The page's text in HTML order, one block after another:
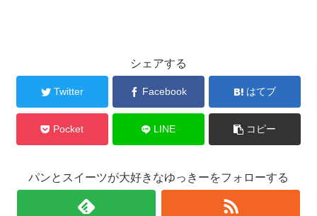
シェアする
Twitter Facebook はてブ
Pocket LINE コピー
パンとスイーツが大好きなゆっきーをフォローする